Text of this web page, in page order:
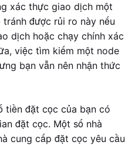
xác thực giao dịch một
được rủi ro này nếu
dịch hoặc chạy chính xác
việc tìm kiếm một node
bạn vẫn nên nhận thức
tiền đặt cọc của bạn có
đặt cọc. Một số nhà
cung cấp đặt cọc yêu cầu